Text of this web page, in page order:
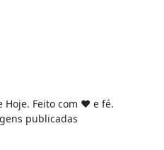
Hoje. Feito com ❤️ e fé.
publicadas